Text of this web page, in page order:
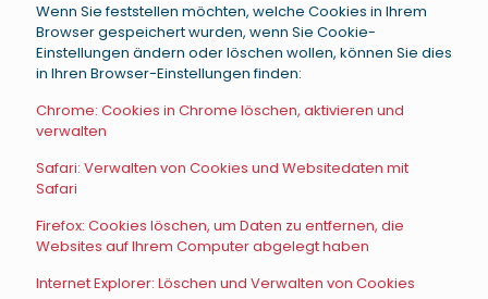
Wenn Sie feststellen möchten, welche Cookies in Ihrem
Browser gespeichert wurden, wenn Sie Cookie-
Einstellungen ändern oder löschen wollen, können Sie dies
in Ihren Browser-Einstellungen finden:
Chrome: Cookies in Chrome löschen, aktivieren und
verwalten
Safari: Verwalten von Cookies und Websitedaten mit
Safari
Firefox: Cookies löschen, um Daten zu entfernen, die
Websites auf Ihrem Computer abgelegt haben
Internet Explorer: Löschen und Verwalten von Cookies